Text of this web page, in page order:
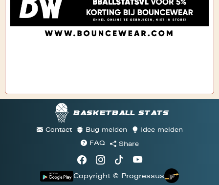
Basketball stats
Contact Bug melden
Idee melden
FAQ
Share
Copyright © Progressus